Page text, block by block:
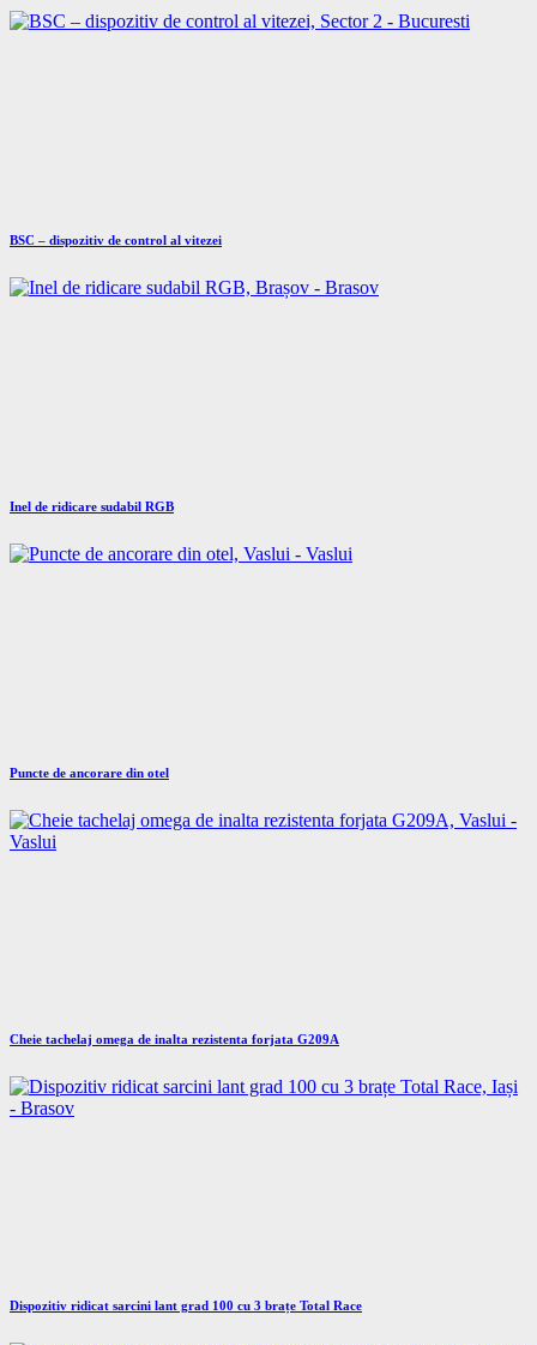
BSC – dispozitiv de control al vitezei
Inel de ridicare sudabil RGB
Puncte de ancorare din otel
Cheie tachelaj omega de inalta rezistenta forjata G209A
Dispozitiv ridicat sarcini lant grad 100 cu 3 brațe Total Race